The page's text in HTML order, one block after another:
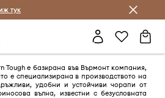
с Answear Club
тук
Tough е базирана във Върмонт компания,
е специализирана в производството на
удобни и устойчиви чорапи от
вълна, известни с безусловната